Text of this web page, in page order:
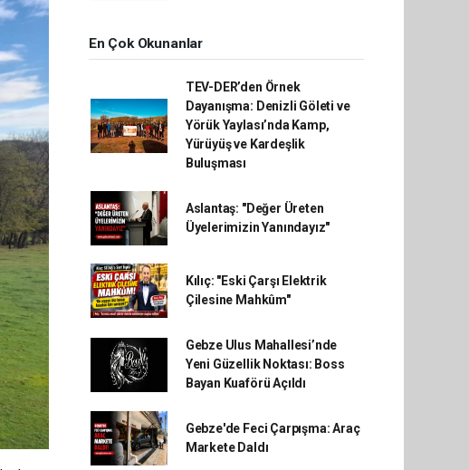
En Çok Okunanlar
TEV-DER’den Örnek
Dayanışma: Denizli Göleti ve
Yörük Yaylası’nda Kamp,
Yürüyüş ve Kardeşlik
Buluşması
Aslantaş: "Değer Üreten
Üyelerimizin Yanındayız"
Kılıç: "Eski Çarşı Elektrik
Çilesine Mahkûm"
Gebze Ulus Mahallesi’nde
Yeni Güzellik Noktası: Boss
Bayan Kuaförü Açıldı
Gebze'de Feci Çarpışma: Araç
Markete Daldı